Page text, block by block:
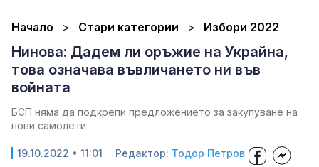
Начало Стари категории Избори 2022
Нинова: Дадем ли оръжие на Украйна,
това означава въвличането ни във
войната
БСП няма да подкрепи предложението за закупуване на
нови самолети
19.10.2022 • 11:01 Редактор: Тодор Петров